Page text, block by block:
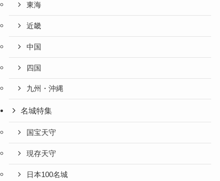
東海
近畿
中国
四国
九州・沖縄
名城特集
国宝天守
現存天守
日本100名城